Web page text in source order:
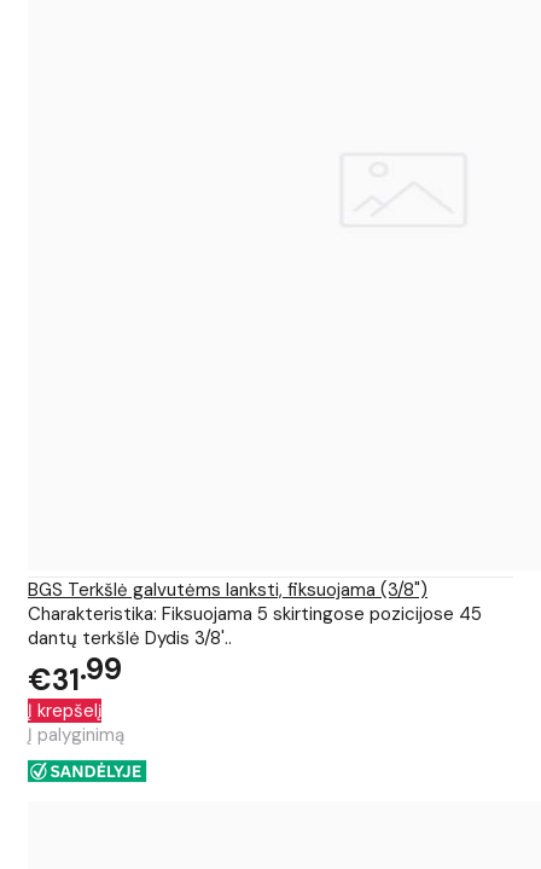
BGS Terkšlė galvutėms lanksti, fiksuojama (3/8")
Charakteristika: Fiksuojama 5 skirtingose pozicijose 45
dantų terkšlė Dydis 3/8'..
€31 99
Į krepšelį
Į palyginimą